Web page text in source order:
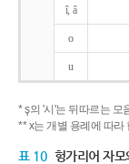
î, â
o
u
* ş의 '시'는 뒤따르는 모
** x는 개별 용례에 따라
표 10 헝가리어 자